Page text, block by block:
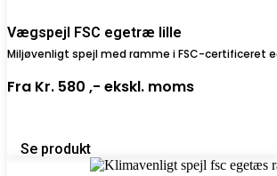
Vægspejl FSC egetræ lille
Miljøvenligt spejl med ramme i FSC-certificeret
Fra Kr. 580 ,- ekskl. moms
Se produkt